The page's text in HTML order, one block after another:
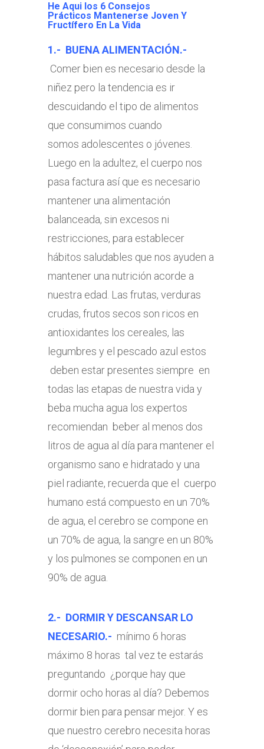
He Aqui los 6 Consejos
Prácticos Mantenerse Joven Y
Fructífero En La Vida
1.- BUENA ALIMENTACIÓN.-
Comer bien es necesario desde la
niñez pero la tendencia es ir
descuidando el tipo de alimentos
que consumimos cuando
somos adolescentes o jóvenes.
Luego en la adultez, el cuerpo nos
pasa factura así que es necesario
mantener una alimentación
balanceada, sin excesos ni
restricciones, para establecer
hábitos saludables que nos ayuden a
mantener una nutrición acorde a
nuestra edad. Las frutas, verduras
crudas, frutos secos son ricos en
antioxidantes los cereales, las
legumbres y el pescado azul estos
deben estar presentes siempre en
todas las etapas de nuestra vida y
beba mucha agua los expertos
recomiendan beber al menos dos
litros de agua al día para mantener el
organismo sano e hidratado y una
piel radiante, recuerda que el cuerpo
humano está compuesto en un 70%
de agua, el cerebro se compone en
un 70% de agua, la sangre en un 80%
y los pulmones se componen en un
90% de agua.
2.- DORMIR Y DESCANSAR LO
NECESARIO.- mínimo 6 horas
máximo 8 horas tal vez te estarás
preguntando ¿porque hay que
dormir ocho horas al día? Debemos
dormir bien para pensar mejor. Y es
que nuestro cerebro necesita horas